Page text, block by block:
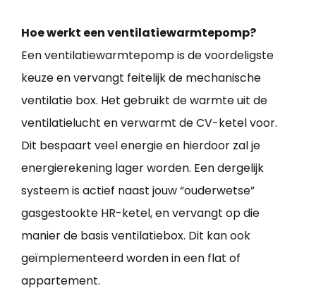
Hoe werkt een ventilatiewarmtepomp?
Een ventilatiewarmtepomp is de voordeligste
keuze en vervangt feitelijk de mechanische
ventilatie box. Het gebruikt de warmte uit de
ventilatielucht en verwarmt de CV-ketel voor.
Dit bespaart veel energie en hierdoor zal je
energierekening lager worden. Een dergelijk
systeem is actief naast jouw “ouderwetse”
gasgestookte HR-ketel, en vervangt op die
manier de basis ventilatiebox. Dit kan ook
geïmplementeerd worden in een flat of
appartement.